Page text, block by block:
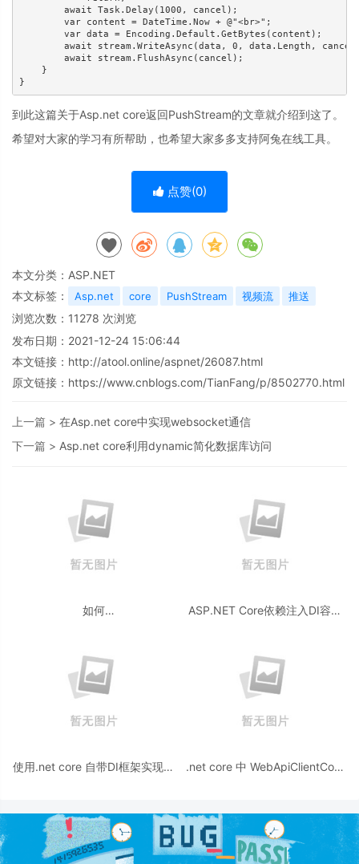
        await Task.Delay(1000, cancel);
        var content = DateTime.Now + @"<br>";
        var data = Encoding.Default.GetBytes(content);
await stream.WriteAsync(data, 0, data.Length,
        await stream.FlushAsync(cancel);
    }
}
到此这篇关于Asp.net core返回PushStream的文章就介绍到这了。
希望对大家的学习有所帮助，也希望大家多多支持阿兔在线工具。
点赞(0)
本文分类： ASP.NET
本文标签：
Asp.net core PushStream 视频流 推送
浏览次数： 11278 次浏览
发布日期：2021-12-24 15:06:44
本文链接： http://atool.online/aspnet/26087.html
原文链接：https://www.cnblogs.com/TianFang/p/8502770.html
上一篇 > 在Asp.net core中实现websocket通信
下一篇 > Asp.net core利用dynamic简化数据库访问
如何
ASP.NET Core依赖注入DI容器
使用.net core 自带DI框架实现延
.net core 中 WebApiClientCore